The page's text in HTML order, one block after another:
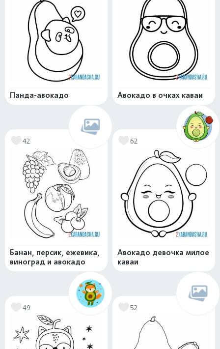
Панда-авокадо Авокадо в очках каваи
42
Банан, персик, ежевика,
виноград и авокадо
62
Авокадо девочка милое
каваи
49 52